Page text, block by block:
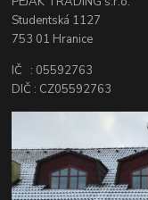
Studentská 1127
753 01 Hranice
IČ : 05592763
DIČ : CZ05592763